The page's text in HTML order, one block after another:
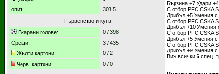
опит:
303.5
Първенство и купа
Вкарани голове:
0 / 398
Срещи:
3 / 435
Жълти картони:
0 / 2
Черв. картони:
0 / 0
Бързина +7 Удари
С отбор PFC CSKA
Дрибъл +5 Умения с
С отбор PFC CSKA
Дрибъл +10 Умения
С отбор PFC CSKA
Дрибъл +5 Умения с
С отбор PFC CSKA
Дрибъл +9 Умения с
Виж всички 6 спец.